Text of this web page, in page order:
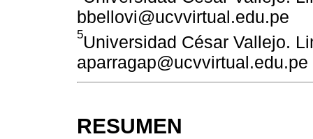
bbellovi@ucvvirtual.edu.pe
5Universidad César Vallejo.
aparragap@ucvvirtual.edu.pe
RESUMEN